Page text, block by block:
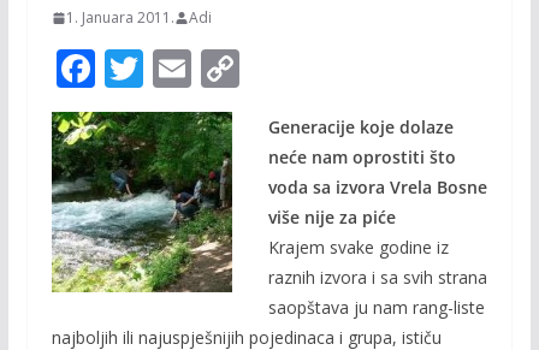
1. Januara 2011. Adi
F
ac
e
b
o
o
k
T
w
itt
er
E
m
ai
l
C
Li
Generacije koje dolaze
neće nam oprostiti što
voda sa izvora Vrela Bosne
više nije za piće
Krajem svake godine iz
raznih izvora i sa svih strana
saopštava ju nam rang-liste
najboljih ili najuspješnijih pojedinaca i grupa, ističu